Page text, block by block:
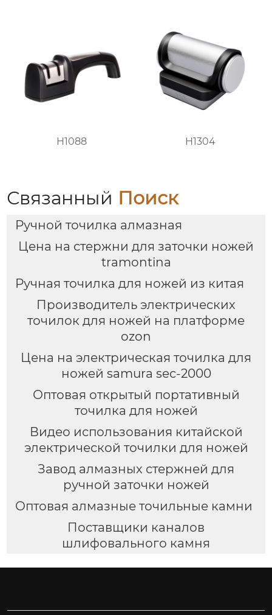
H1088 H1304
Связанный Поиск
Ручной точилка алмазная
Цена на стержни для заточки ножей
tramontina
Ручная точилка для ножей из китая
Производитель электрических
точилок для ножей на платформе
ozon
Цена на электрическая точилка для
ножей samura sec-2000
Оптовая открытый портативный
точилка для ножей
Видео использования китайской
электрической точилки для ножей
Завод алмазных стержней для
ручной заточки ножей
Оптовая алмазные точильные камни
Поставщики каналов
шлифовального камня